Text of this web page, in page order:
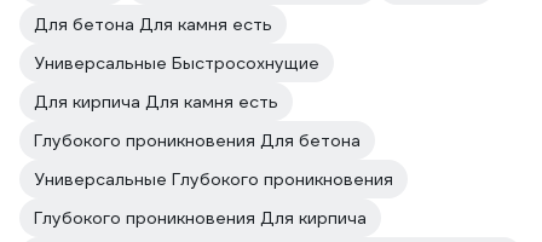
Для бетона Для камня есть
Универсальные Быстросохнущие
Для кирпича Для камня есть
Глубокого проникновения Для бетона
Универсальные Глубокого проникновения
Глубокого проникновения Для кирпича